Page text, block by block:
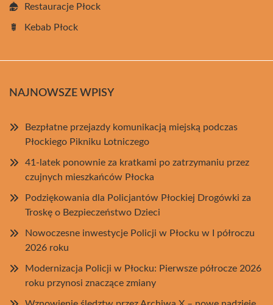
Restauracje Płock
Kebab Płock
NAJNOWSZE WPISY
Bezpłatne przejazdy komunikacją miejską podczas
Płockiego Pikniku Lotniczego
41-latek ponownie za kratkami po zatrzymaniu przez
czujnych mieszkańców Płocka
Podziękowania dla Policjantów Płockiej Drogówki za
Troskę o Bezpieczeństwo Dzieci
Nowoczesne inwestycje Policji w Płocku w I półroczu
2026 roku
Modernizacja Policji w Płocku: Pierwsze półrocze 2026
roku przynosi znaczące zmiany